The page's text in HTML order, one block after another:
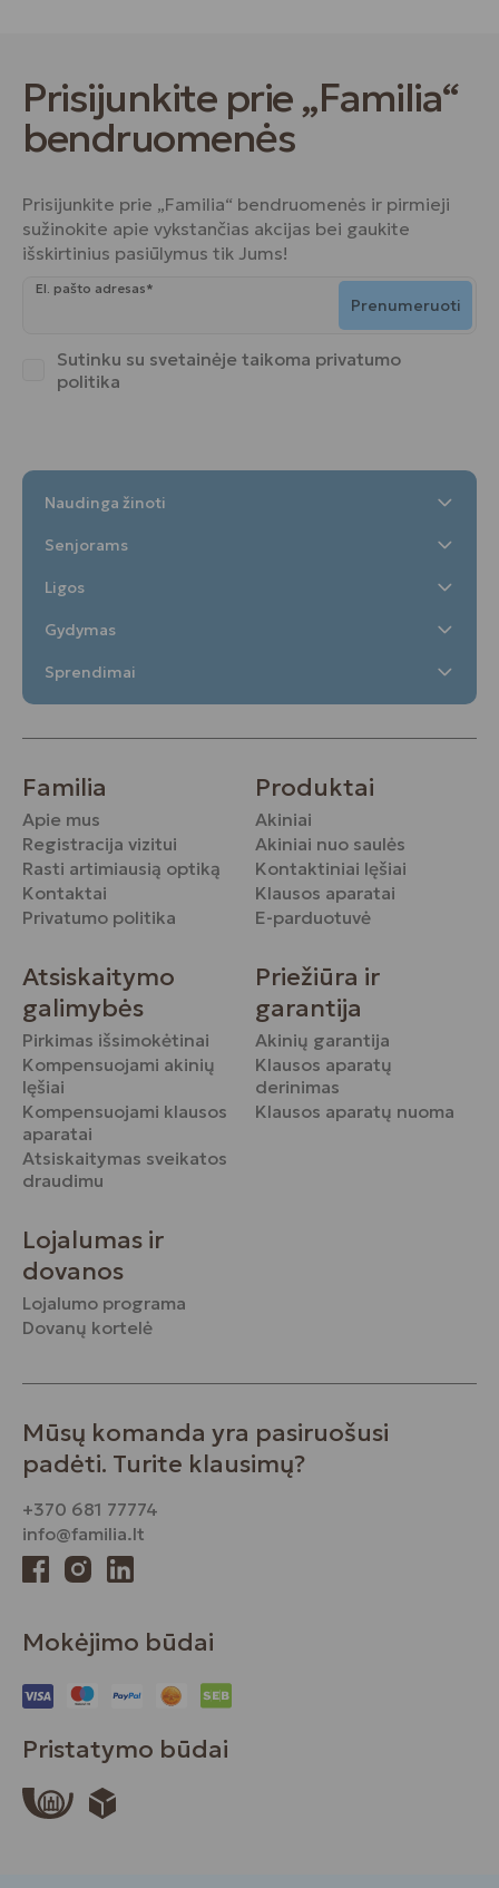
Prisijunkite prie „Familia“
bendruomenės
Prisijunkite prie „Familia“ bendruomenės ir pirmieji
sužinokite apie vykstančias akcijas bei gaukite
išskirtinius pasiūlymus tik Jums!
Prenumeruoti
El. pašto adresas*
Sutinku su svetainėje taikoma privatumo
politika
Naudinga žinoti
Senjorams
Ligos
Gydymas
Sprendimai
Familia
Apie mus
Registracija vizitui
Rasti artimiausią optiką
Kontaktai
Privatumo politika
Produktai
Akiniai
Akiniai nuo saulės
Kontaktiniai lęšiai
Klausos aparatai
E-parduotuvė
Atsiskaitymo
galimybės
Pirkimas išsimokėtinai
Kompensuojami akinių
lęšiai
Kompensuojami klausos
aparatai
Atsiskaitymas sveikatos
draudimu
Priežiūra ir
garantija
Akinių garantija
Klausos aparatų
derinimas
Klausos aparatų nuoma
Lojalumas ir
dovanos
Lojalumo programa
Dovanų kortelė
Mūsų komanda yra pasiruošusi
padėti. Turite klausimų?
+370 681 77774
info@familia.lt
Mokėjimo būdai
Pristatymo būdai